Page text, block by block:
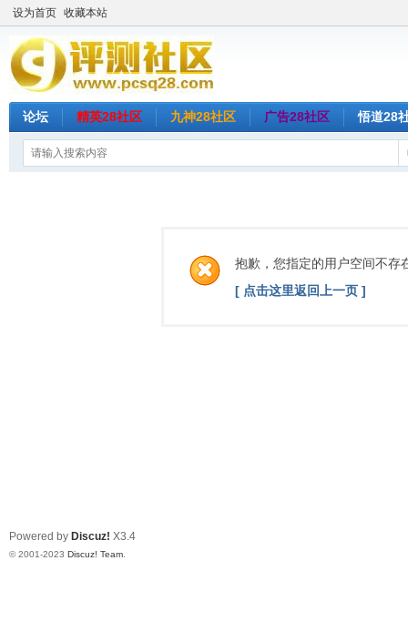
设为首页 收藏本站
论坛 精英28社区 九神28社区 广告28社区 悟道28
抱歉，您指定的用户空间不存
[ 点击这里返回上一页 ]
Powered by Discuz! X3.4
© 2001-2023 Discuz! Team